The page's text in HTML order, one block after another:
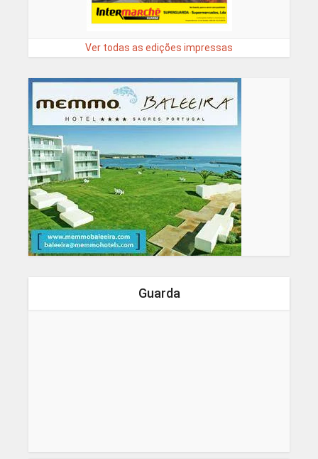
Ver todas as edições impressas
Guarda